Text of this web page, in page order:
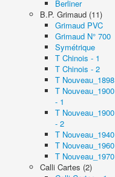
Berliner
B.P. Grimaud (11)
Grimaud PVC
Grimaud N° 700
Symétrique
T Chinois - 1
T Chinois - 2
T Nouveau_1898
T Nouveau_1900
- 1
T Nouveau_1900
- 2
T Nouveau_1940
T Nouveau_1960
T Nouveau_1970
Calli Cartes (2)